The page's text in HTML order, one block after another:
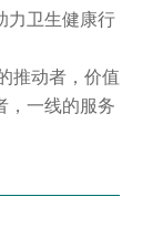
力卫生健康行
动者，价值
，一线的服务